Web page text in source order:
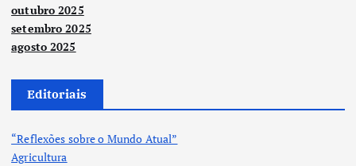
outubro 2025
setembro 2025
agosto 2025
Editoriais
“Reflexões sobre o Mundo Atual”
Agricultura